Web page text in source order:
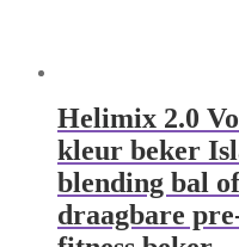
Helimix 2.0
kleur beker
blending bal
draagbare